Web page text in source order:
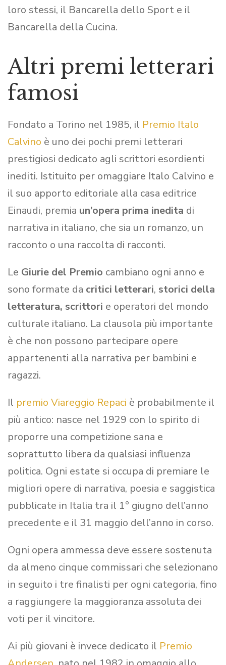
loro stessi, il Bancarella dello Sport e il
Bancarella della Cucina.
Altri premi letterari
famosi
Fondato a Torino nel 1985, il Premio Italo
Calvino è uno dei pochi premi letterari
prestigiosi dedicato agli scrittori esordienti
inediti. Istituito per omaggiare Italo Calvino e
il suo apporto editoriale alla casa editrice
Einaudi, premia un’opera prima inedita di
narrativa in italiano, che sia un romanzo, un
racconto o una raccolta di racconti.
Le Giurie del Premio cambiano ogni anno e
sono formate da critici letterari, storici della
letteratura, scrittori e operatori del mondo
culturale italiano. La clausola più importante
è che non possono partecipare opere
appartenenti alla narrativa per bambini e
ragazzi.
Il premio Viareggio Repaci è probabilmente il
più antico: nasce nel 1929 con lo spirito di
proporre una competizione sana e
soprattutto libera da qualsiasi influenza
politica. Ogni estate si occupa di premiare le
migliori opere di narrativa, poesia e saggistica
pubblicate in Italia tra il 1° giugno dell’anno
precedente e il 31 maggio dell’anno in corso.
Ogni opera ammessa deve essere sostenuta
da almeno cinque commissari che selezionano
in seguito i tre finalisti per ogni categoria, fino
a raggiungere la maggioranza assoluta dei
voti per il vincitore.
Ai più giovani è invece dedicato il Premio